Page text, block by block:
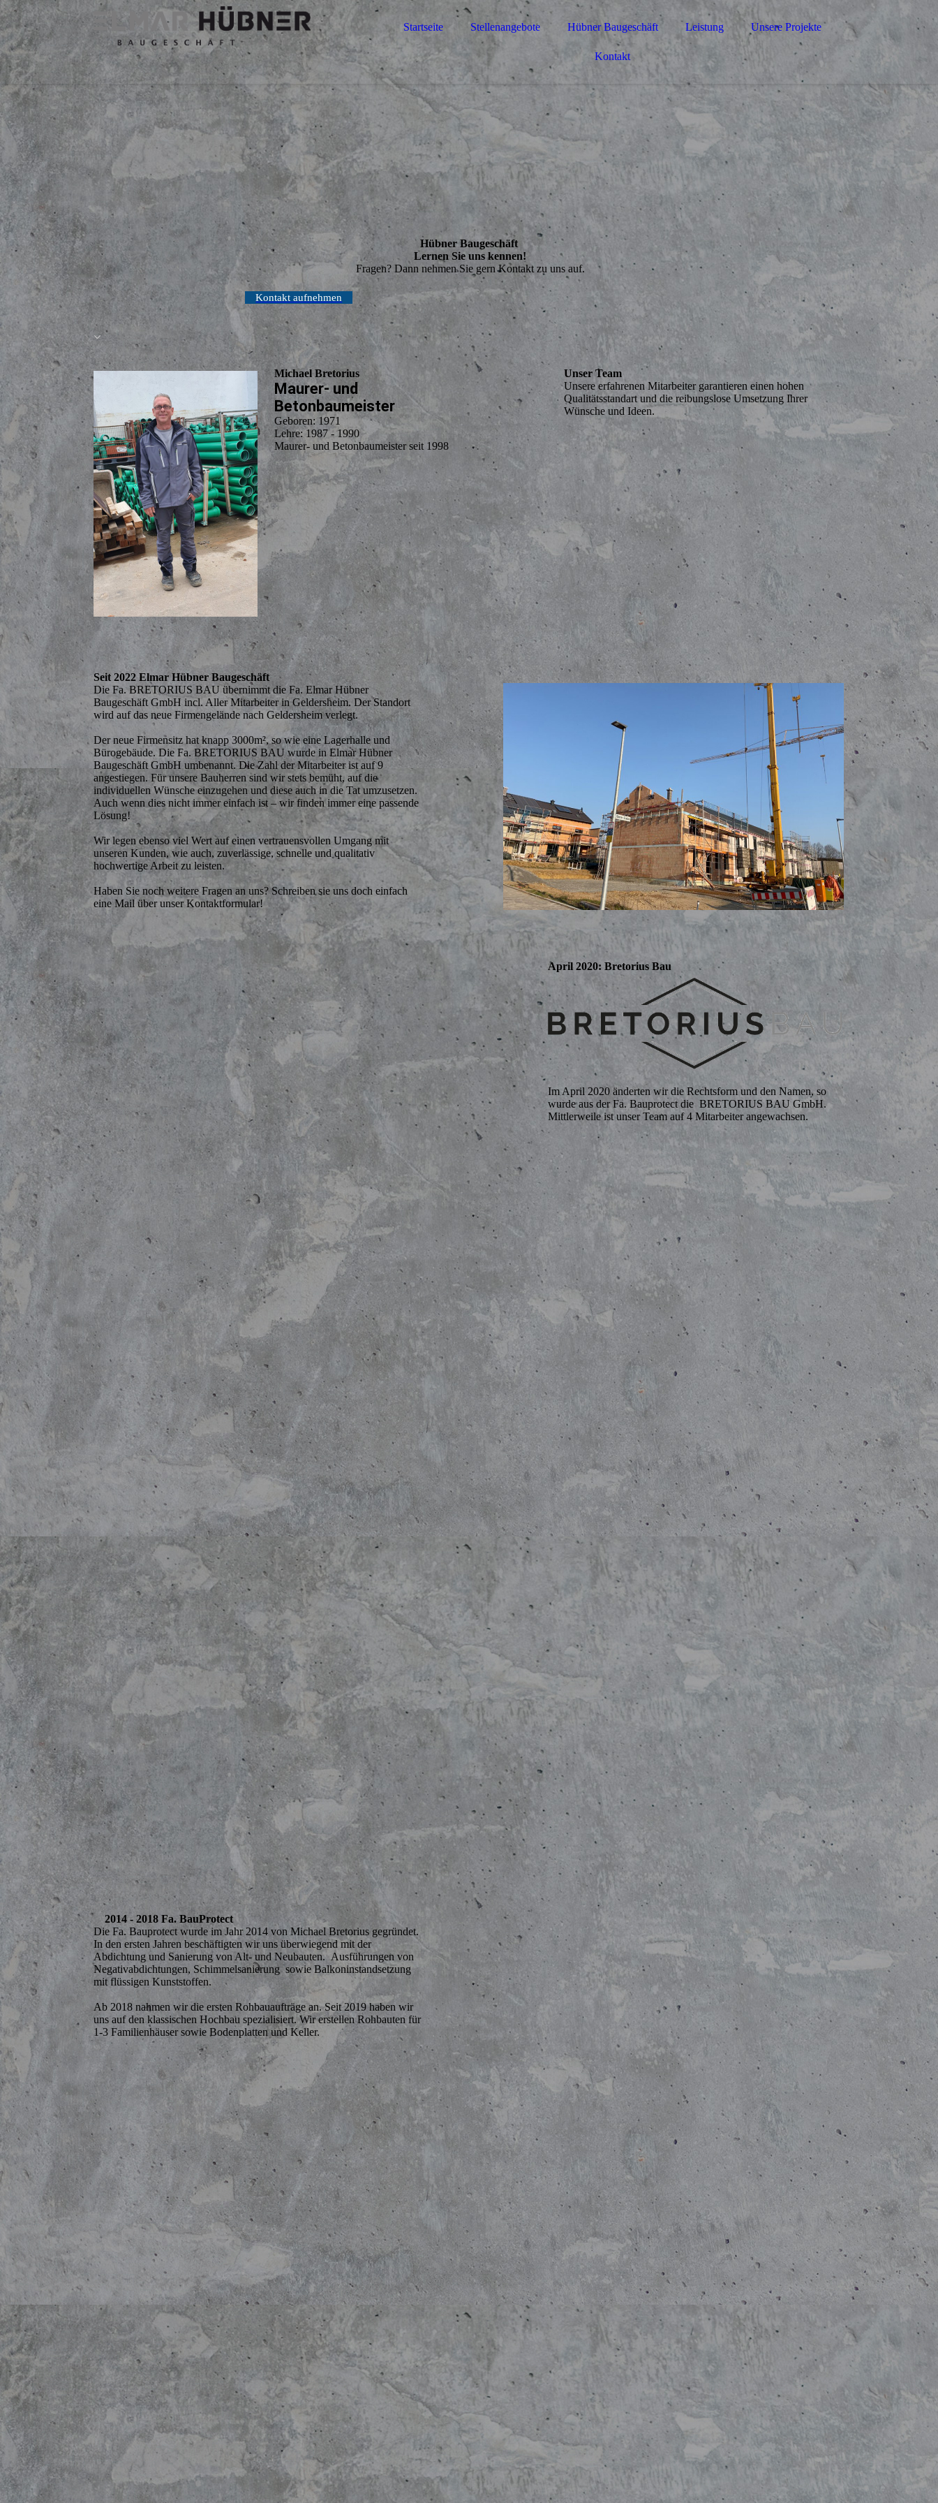
Startseite Stellenangebote Hübner Baugeschäft Leistung Unsere Projekte
Kontakt
Hübner Baugeschäft
Lernen Sie uns kennen!
Fragen? Dann nehmen Sie gern Kontakt zu uns auf.
Kontakt aufnehmen
Michael Bretorius
Maurer- und
Betonbaumeister
Geboren: 1971
Lehre: 1987 - 1990
Maurer- und Betonbaumeister seit 1998
Unser Team
Unsere erfahrenen Mitarbeiter garantieren einen hohen
Qualitätsstandart und die reibungslose Umsetzung Ihrer
Wünsche und Ideen.
Seit 2022 Elmar Hübner Baugeschäft
Die Fa. BRETORIUS BAU übernimmt die Fa. Elmar Hübner
Baugeschäft GmbH incl. Aller Mitarbeiter in Geldersheim. Der Standort
wird auf das neue Firmengelände nach Geldersheim verlegt.
Der neue Firmensitz hat knapp 3000m², so wie eine Lagerhalle und
Bürogebäude. Die Fa. BRETORIUS BAU wurde in Elmar Hübner
Baugeschäft GmbH umbenannt. Die Zahl der Mitarbeiter ist auf 9
angestiegen. Für unsere Bauherren sind wir stets bemüht, auf die
individuellen Wünsche einzugehen und diese auch in die Tat umzusetzen.
Auch wenn dies nicht immer einfach ist – wir finden immer eine passende
Lösung!
Wir legen ebenso viel Wert auf einen vertrauensvollen Umgang mit
unseren Kunden, wie auch, zuverlässige, schnelle und qualitativ
hochwertige Arbeit zu leisten.
Haben Sie noch weitere Fragen an uns? Schreiben sie uns doch einfach
eine Mail über unser Kontaktformular!
April 2020: Bretorius Bau
Im April 2020 änderten wir die Rechtsform und den Namen, so
wurde aus der Fa. Bauprotect die BRETORIUS BAU GmbH.
Mittlerweile ist unser Team auf 4 Mitarbeiter angewachsen.
2014 - 2018 Fa. BauProtect
Die Fa. Bauprotect wurde im Jahr 2014 von Michael Bretorius gegründet.
In den ersten Jahren beschäftigten wir uns überwiegend mit der
Abdichtung und Sanierung von Alt- und Neubauten. Ausführungen von
Negativabdichtungen, Schimmelsanierung sowie Balkoninstandsetzung
mit flüssigen Kunststoffen.
Ab 2018 nahmen wir die ersten Rohbauaufträge an. Seit 2019 haben wir
uns auf den klassischen Hochbau spezialisiert. Wir erstellen Rohbauten für
1-3 Familienhäuser sowie Bodenplatten und Keller.